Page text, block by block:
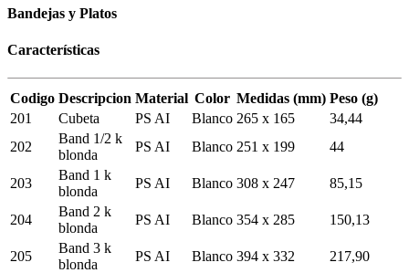
Bandejas y Platos
Características
Codigo Descripcion Material Color Medidas (mm) Peso (g)
201
Cubeta PS AI Blanco 265 x 165
34,44
202
Band 1/2 k
blonda
PS AI Blanco 251 x 199 44
203
Band 1 k
blonda
PS AI Blanco 308 x 247 85,15
204
Band 2 k
blonda
PS AI Blanco 354 x 285 150,13
205
Band 3 k
blonda
PS AI Blanco 394 x 332 217,90